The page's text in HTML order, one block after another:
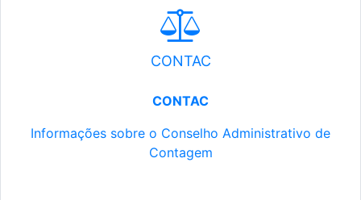
CONTAC
CONTAC
Informações sobre o Conselho Administrativo de
Contagem